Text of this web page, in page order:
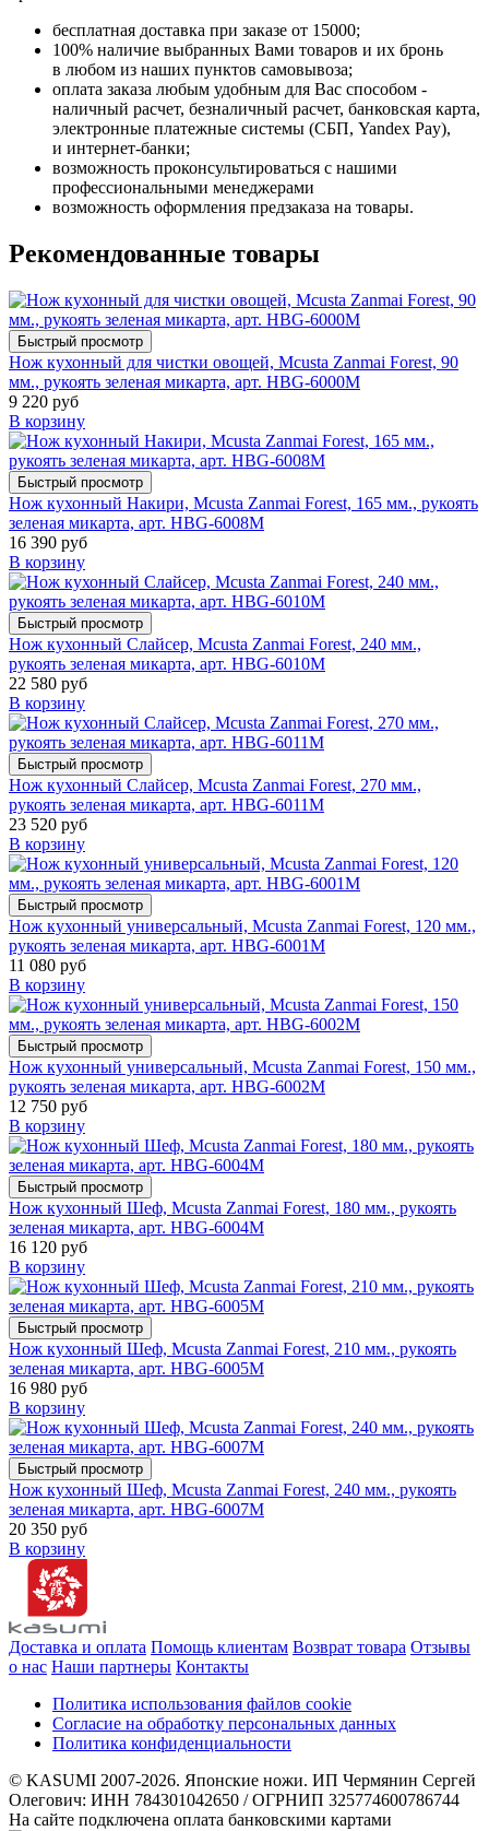
бесплатная доставка при заказе от 15000;
100% наличие выбранных Вами товаров и их бронь
в любом из наших пунктов самовывоза;
оплата заказа любым удобным для Вас способом -
наличный расчет, безналичный расчет, банковская карта,
электронные платежные системы (СБП, Yandex Pay),
и интернет-банки;
возможность проконсультироваться с нашими
профессиональными менеджерами
возможность оформления предзаказа на товары.
Рекомендованные товары
Быстрый просмотр
Нож кухонный для чистки овощей, Mcusta Zanmai Forest, 90
мм., рукоять зеленая микарта, арт. HBG-6000M
9 220 руб
В корзину
Быстрый просмотр
Нож кухонный Накири, Mcusta Zanmai Forest, 165 мм., рукоять
зеленая микарта, арт. HBG-6008M
16 390 руб
В корзину
Быстрый просмотр
Нож кухонный Слайсер, Mcusta Zanmai Forest, 240 мм.,
рукоять зеленая микарта, арт. HBG-6010M
22 580 руб
В корзину
Быстрый просмотр
Нож кухонный Слайсер, Mcusta Zanmai Forest, 270 мм.,
рукоять зеленая микарта, арт. HBG-6011M
23 520 руб
В корзину
Быстрый просмотр
Нож кухонный универсальный, Mcusta Zanmai Forest, 120 мм.,
рукоять зеленая микарта, арт. HBG-6001M
11 080 руб
В корзину
Быстрый просмотр
Нож кухонный универсальный, Mcusta Zanmai Forest, 150 мм.,
рукоять зеленая микарта, арт. HBG-6002M
12 750 руб
В корзину
Быстрый просмотр
Нож кухонный Шеф, Mcusta Zanmai Forest, 180 мм., рукоять
зеленая микарта, арт. HBG-6004M
16 120 руб
В корзину
Быстрый просмотр
Нож кухонный Шеф, Mcusta Zanmai Forest, 210 мм., рукоять
зеленая микарта, арт. HBG-6005M
16 980 руб
В корзину
Быстрый просмотр
Нож кухонный Шеф, Mcusta Zanmai Forest, 240 мм., рукоять
зеленая микарта, арт. HBG-6007M
20 350 руб
В корзину
Доставка и оплата Помощь клиентам Возврат товара Отзывы
о нас Наши партнеры Контакты
Политика использования файлов cookie
Согласие на обработку персональных данных
Политика конфиденциальности
© KASUMI 2007-2026. Японские ножи. ИП Чермянин Сергей
Олегович: ИНН 784301042650 / ОГРНИП 325774600786744
На сайте подключена оплата банковскими картами